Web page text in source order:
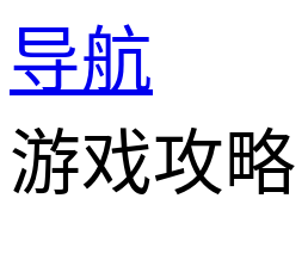
导航
游戏攻略